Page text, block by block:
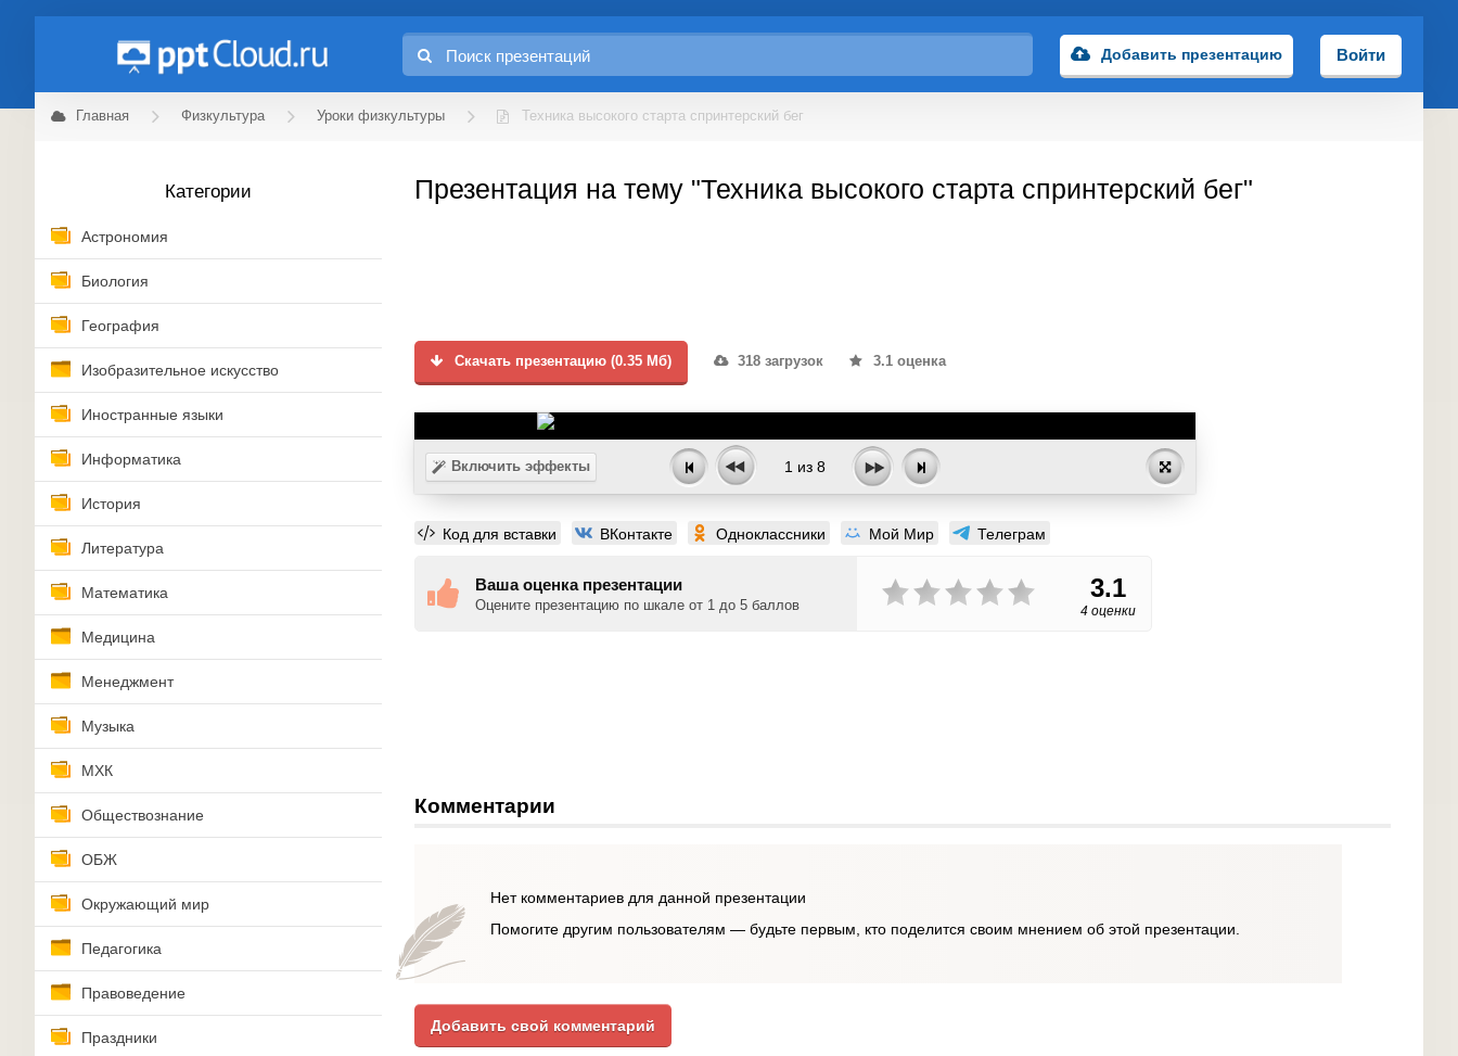
Добавить презентацию Войти
Главная Физкультура Уроки физкультуры Техника высокого старта спринтерский бег
Категории
Астрономия
Биология
География
Изобразительное искусство
Иностранные языки
Информатика
История
Литература
Математика
Медицина
Менеджмент
Музыка
МХК
Обществознание
ОБЖ
Окружающий мир
Педагогика
Правоведение
Праздники
Презентация на тему "Техника высокого старта спринтерский бег"
Скачать презентацию (0.35 Мб) 318 загрузок 3.1 оценка
Включить эффекты 1 из 8
Код для вставки ВКонтакте Одноклассники Мой Мир Телеграм
Ваша оценка презентации
Оцените презентацию по шкале от 1 до 5 баллов
3.1
4 оценки
Комментарии
Нет комментариев для данной презентации
Помогите другим пользователям — будьте первым, кто поделится своим мнением об этой презентации.
Добавить свой комментарий